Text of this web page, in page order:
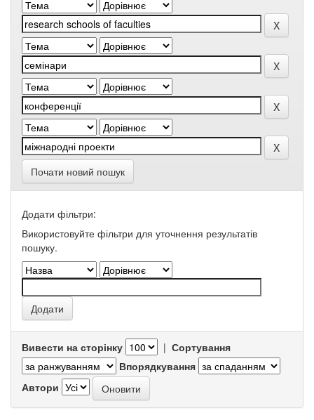
Почати новий пошук
Додати фільтри:
Використовуйте фільтри для уточнення результатів
пошуку.
Вивести на сторінку | Сортування
Впорядкування
Автори